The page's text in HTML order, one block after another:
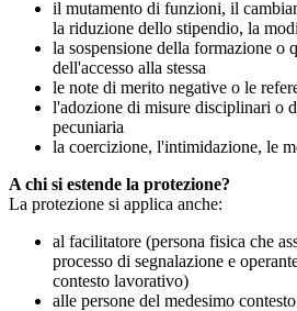
il mutamento di funzioni, il
la riduzione dello stipendio, la
la sospensione della formazione o
dell'accesso alla stessa
le note di merito negative o le
l'adozione di misure disciplinari o
pecuniaria
la coercizione, l'intimidazione, le
A chi si estende la protezione?
La protezione si applica anche:
al facilitatore (persona fisica che
processo di segnalazione e
contesto lavorativo)
alle persone del medesimo